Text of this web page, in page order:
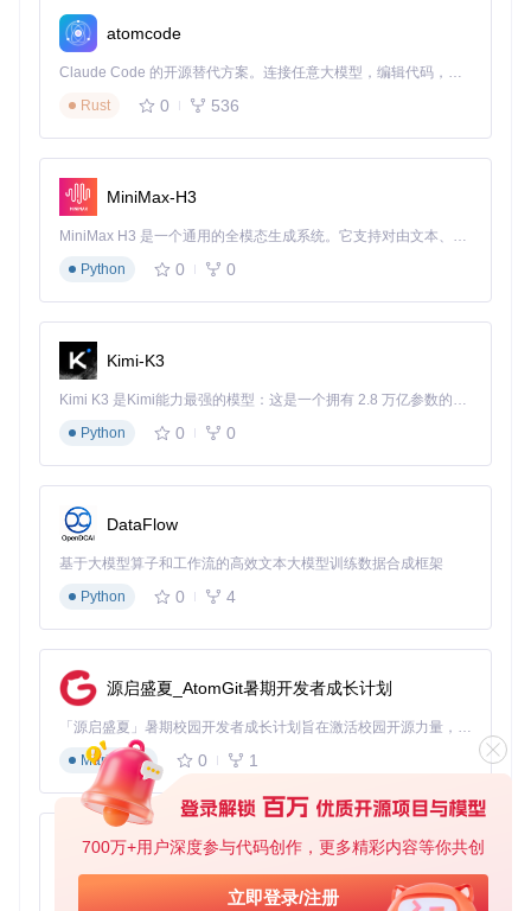
700万+用户深度参与代码创作，更多精彩内容等你共创
立即登录/注册
镜像定制功能如何解决系统精简需求
对于追求极致性能或需要定制化系统部署的用户，WinUtil的Mi
croWin模块提供了创建精简Windows镜像的解决方案，可移除
选择Windows ISO来源：
手动选择已下载的ISO文件
点击"Get Windows ISO"自动下载最新版本
配置Scratch目录（临时工作目录）
实际应用场景：IT管理员可为公司电脑批量创建包含必要驱动
提升游戏性能；老旧设备用户可通过精简系统延长硬件使用寿
常见问题解决
问题1：执行部署命令时提示权限不足
解决方案：
确保以管理员身份运行PowerShell
Get-ExecutionPolicy
如显示"Restricted"，执行以下命令更改：
Set-ExecutionPolicy RemoteSigned
重新运行部署命令
问题2：软件安装过程中提示包管理器错误
切换包管理器：在"Install"标签页底部选择不同的包管理器
atomcode
Claude Code 的开源替代方案。连接任意大模型，编辑代码，运行命令，自动验证 — 全自动执行。用 Rust 构建，极致性能。 ｜ An open-source alternative to Claude Code. Connect any LLM, edit code, run commands, and verify changes — autonomously. Built in Rust for speed. Get Started
Rust
0 536
MiniMax-H3
MiniMax H3 是一个通用的全模态生成系统。它支持对由文本、图像、视频和音频组成的多模态上下文进行统一理解，并能生成分辨率高达 2K、时长可达 15 秒的带原生立体声音频的视频。得益于面向任务泛化的系统设计，H3 在预训练阶段就已具备广泛的多模态上下文理解与生成能力，能够出色地执行复杂的多模态指令。
Python
0 0
Kimi-K3
Kimi K3 是Kimi能力最强的模型：这是一个拥有 2.8 万亿参数的混合专家（MoE）模型，具备原生视觉理解能力，并支持 100 万 token 的上下文窗口。
Python
0 0
DataFlow
基于大模型算子和工作流的高效文本大模型训练数据合成框架
Python
0 4
源启盛夏_AtomGit暑期开发者成长计划
「源启盛夏」暑期校园开发者成长计划旨在激活校园开源力量，通过积分激励、认证扶持、资源倾斜等形式，引导高校组织和开发者完成「入驻 — 建项目 — 做贡献 — 获认证 — 得资源」的完整闭环。无论你是想带领社团入驻平台的组织者，还是希望用代码贡献证明自己的开发者，都能在这里找到属于你的成长路径。
Markdown
0 1
py-xiaozhi
基于Python的Xiaozhi AI，适用于想要完整Xiaozhi体验而无需拥有专用硬件的用户。